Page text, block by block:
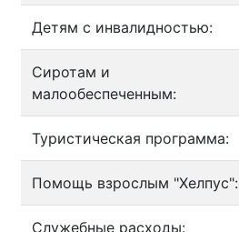
Детям с инвалидностью:
Сиротам и
малообеспеченным:
Туристическая программа:
Помощь взрослым "Хелпус":
Служебные расходы: